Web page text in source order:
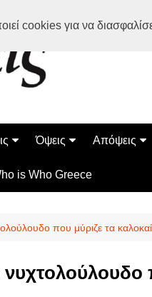
cookies για να
Όψεις
Διάστημα
Επιστήμη
Περίεργα
Απόψεις
is Who Greece
που μύριζε τα
νυχτολούλουδο